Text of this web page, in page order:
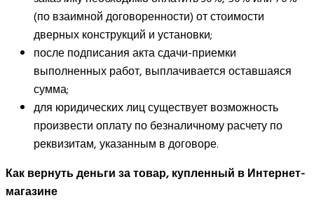
(по взаимной договоренности) от стоимости
дверных конструкций и установки;
после подписания акта сдачи-приемки
выполненных работ, выплачивается оставшаяся
сумма;
для юридических лиц существует возможность
произвести оплату по безналичному расчету по
реквизитам, указанным в договоре.
Как вернуть деньги за товар, купленный в Интернет-
магазине